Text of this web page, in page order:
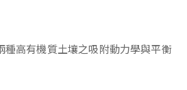
種高有機質土壤之吸附動力學與平衡